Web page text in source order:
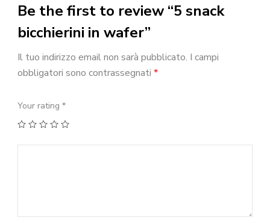
Be the first to review “5 snack
bicchierini in wafer”
Il tuo indirizzo email non sarà pubblicato. I campi
obbligatori sono contrassegnati *
Your rating *
1 2 3 4